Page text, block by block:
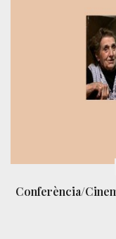
Conferència/